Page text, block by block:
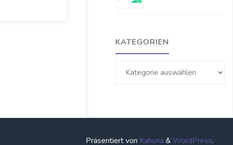
KATEGORIEN
Präsentiert von Kahuna & WordPress.